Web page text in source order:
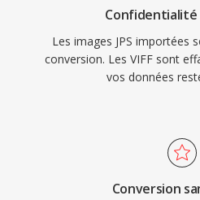
Les images JPS importées
conversion. Les VIFF sont
vos données
Conversion